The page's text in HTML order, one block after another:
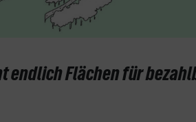
endlich Flächen für